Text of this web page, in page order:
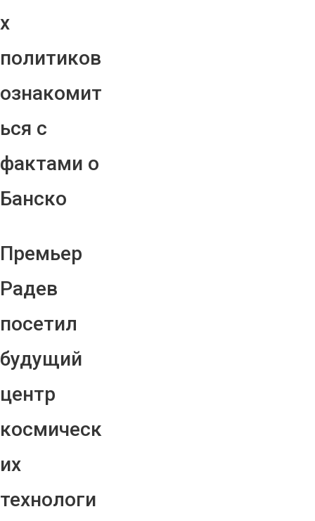
х
политиков
ознакомит
ься с
фактами о
Банско
Премьер
Радев
посетил
будущий
центр
космическ
их
технологи